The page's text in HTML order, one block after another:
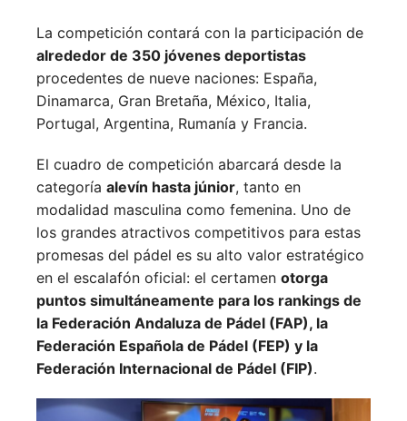
La competición contará con la participación de
alrededor de 350 jóvenes deportistas
procedentes de nueve naciones: España,
Dinamarca, Gran Bretaña, México, Italia,
Portugal, Argentina, Rumanía y Francia.
El cuadro de competición abarcará desde la
categoría alevín hasta júnior, tanto en
modalidad masculina como femenina. Uno de
los grandes atractivos competitivos para estas
promesas del pádel es su alto valor estratégico
en el escalafón oficial: el certamen otorga
puntos simultáneamente para los rankings de
la Federación Andaluza de Pádel (FAP), la
Federación Española de Pádel (FEP) y la
Federación Internacional de Pádel (FIP).